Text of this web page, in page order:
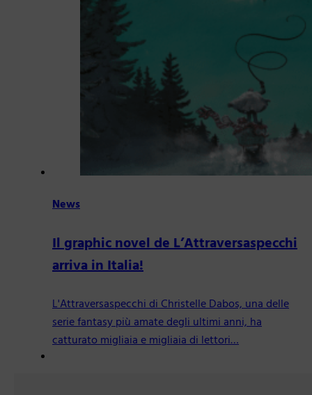
News
Il graphic novel de L’Attraversaspecchi
arriva in Italia!
L'Attraversaspecchi di Christelle Dabos, una delle
serie fantasy più amate degli ultimi anni, ha
catturato migliaia e migliaia di lettori…